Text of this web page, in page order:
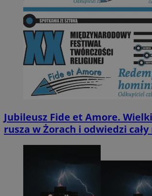
Jubileusz Fide et Amore.
rusza w Żorach i odwiedzi